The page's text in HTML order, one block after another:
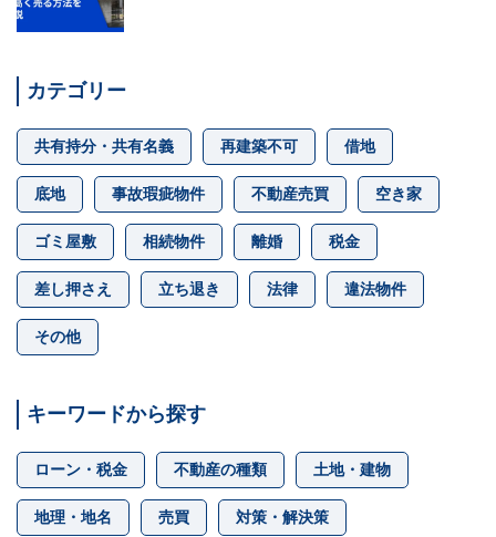
カテゴリー
共有持分・共有名義 再建築不可 借地
底地 事故瑕疵物件 不動産売買 空き家
ゴミ屋敷 相続物件 離婚 税金
差し押さえ 立ち退き 法律 違法物件
その他
キーワードから探す
ローン・税金 不動産の種類 土地・建物
地理・地名 売買 対策・解決策